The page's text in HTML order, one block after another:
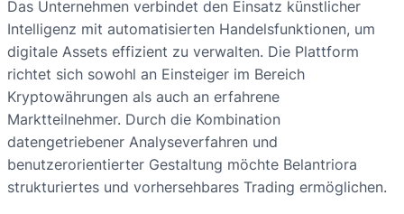
Das Unternehmen verbindet den Einsatz künstlicher
Intelligenz mit automatisierten Handelsfunktionen, um
digitale Assets effizient zu verwalten. Die Plattform
richtet sich sowohl an Einsteiger im Bereich
Kryptowährungen als auch an erfahrene
Marktteilnehmer. Durch die Kombination
datengetriebener Analyseverfahren und
benutzerorientierter Gestaltung möchte Belantriora
strukturiertes und vorhersehbares Trading ermöglichen.